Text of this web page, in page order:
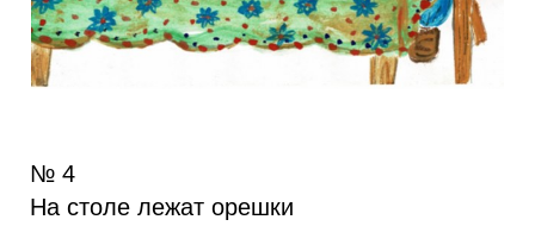
№ 4
На столе лежат орешки